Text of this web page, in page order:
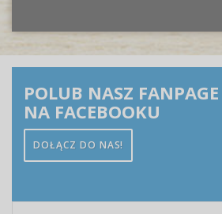
POLUB NASZ FANPAGE
NA FACEBOOKU
DOŁĄCZ DO NAS!